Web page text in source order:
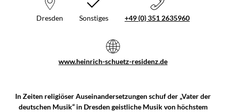
Dresden Sonstiges +49 (0) 351 2635960
www.heinrich-schuetz-residenz.de
In Zeiten religiöser Auseinandersetzungen schuf der „Vater der
deutschen Musik“ in Dresden geistliche Musik von höchstem